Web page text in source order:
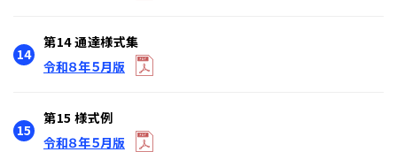
14
第14 通達様式集
令和８年５月版
15
第15 様式例
令和８年５月版